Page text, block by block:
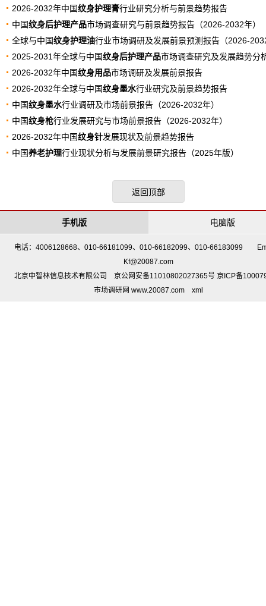
2026-2032年中国纹身护理膏行业研究分析与前景趋势报告
中国纹身后护理产品市场调查研究与前景趋势报告（2026-2032年）
全球与中国纹身护理油行业市场调研及发展前景预测报告（2026-
2025-2031年全球与中国纹身后护理产品市场调查研究及发展趋势分
2026-2032年中国纹身用品市场调研及发展前景报告
2026-2032年全球与中国纹身墨水行业研究及前景趋势报告
中国纹身墨水行业调研及市场前景报告（2026-2032年）
中国纹身枪行业发展研究与市场前景报告（2026-2032年）
2026-2032年中国纹身针发展现状及前景趋势报告
中国养老护理行业现状分析与发展前景研究报告（2025年版）
返回顶部
电脑版
手机版
电话：4006128668、010-66181099、010-66182099、010-66183099
Kf@20087.com
北京中智林信息技术有限公司 京公网安备11010802027365号 京ICP备
市场调研网 www.20087.com
xml